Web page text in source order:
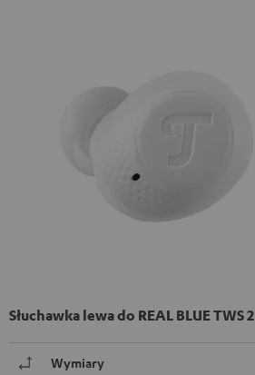
Słuchawka lewa do REAL BLUE TWS 2
Wymiary